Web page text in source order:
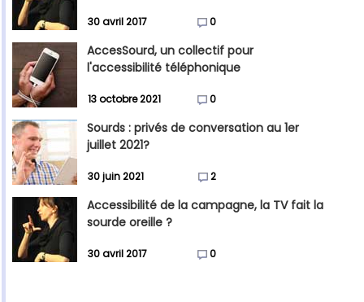
30 avril 2017 0
AccesSourd, un collectif pour
l'accessibilité téléphonique
13 octobre 2021 0
Sourds : privés de conversation au 1er
juillet 2021?
30 juin 2021 2
Accessibilité de la campagne, la TV fait la
sourde oreille ?
30 avril 2017 0